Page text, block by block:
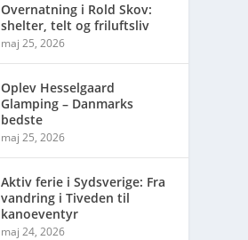
Overnatning i Rold Skov:
shelter, telt og friluftsliv
maj 25, 2026
Oplev Hesselgaard
Glamping – Danmarks
bedste
maj 25, 2026
Aktiv ferie i Sydsverige: Fra
vandring i Tiveden til
kanoeventyr
maj 24, 2026